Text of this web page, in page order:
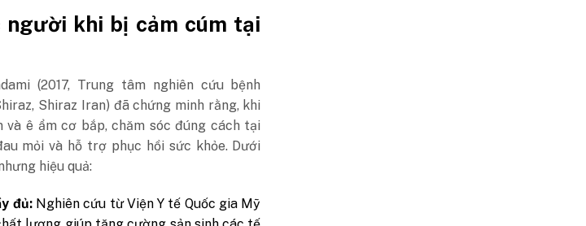
người khi bị cảm cúm tại
(2017, Trung tâm nghiên cứu bệnh
Shiraz Iran) đã chứng minh rằng, khi
ê ẩm cơ bắp, chăm sóc đúng cách tại
mỏi và hỗ trợ phục hồi sức khỏe. Dưới
hiệu quả:
đủ:Nghiên cứu từ Viện Y tế Quốc gia Mỹ